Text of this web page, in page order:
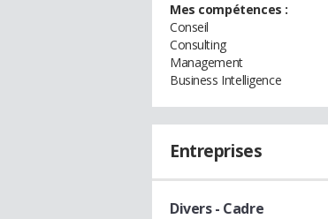
Mes compétences :
Conseil
Consulting
Management
Business Intelligence
Entreprises
Divers- Cadre